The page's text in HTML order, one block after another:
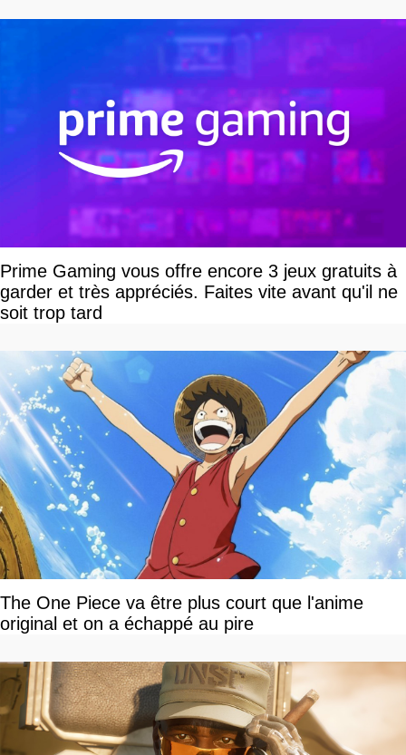
Prime Gaming vous offre encore 3 jeux gratuits à
garder et très appréciés. Faites vite avant qu'il ne
soit trop tard
The One Piece va être plus court que l'anime
original et on a échappé au pire